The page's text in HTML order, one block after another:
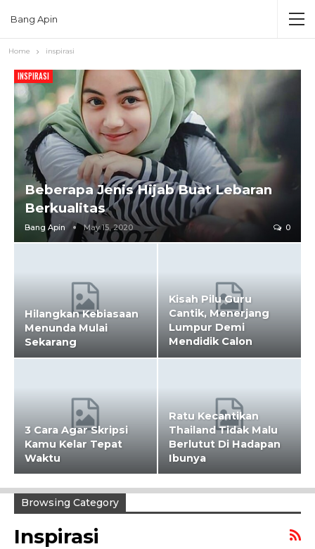
Bang Apin
Home inspirasi
INSPIRASI
Beberapa Jenis Hijab Buat Lebaran
Berkualitas
Bang Apin May 15, 2020 0
Hilangkan Kebiasaan
Menunda Mulai
Sekarang
Kisah Pilu Guru
Cantik, Menerjang
Lumpur Demi
Mendidik Calon
Penerus…
3 Cara Agar Skripsi
Kamu Kelar Tepat
Waktu
Ratu Kecantikan
Thailand Tidak Malu
Berlutut Di Hadapan
Ibunya
Browsing Category
Inspirasi